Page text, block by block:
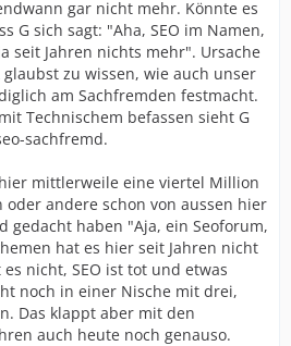
gar nicht mehr. Könnte es
G sich sagt: "Aha, SEO im Namen,
seit Jahren nichts mehr". Ursache
zu wissen, wie auch unser
am Sachfremden festmacht.
Technischem befassen sieht G
sachfremd.
mittlerweile eine viertel Million
andere schon von aussen hier
gedacht haben "Aja, ein Seoforum,
hat es hier seit Jahren nicht
nicht, SEO ist tot und etwas
noch in einer Nische mit drei,
Das klappt aber mit den
auch heute noch genauso.